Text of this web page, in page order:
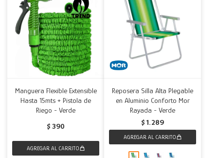
Manguera Flexible Extensible
Hasta 15mts + Pistola de
Riego - Verde
$ 390
Reposera Silla Alta Plegable
en Aluminio Conforto Mor
Rayada - Verde
$ 1.289